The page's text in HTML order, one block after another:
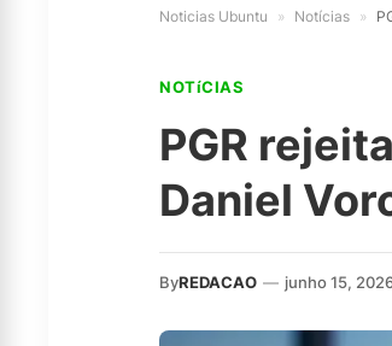
Noticias Ubuntu » Notícias »
NOTíCIAS
PGR
Daniel
ByREDACAO — junho 15,